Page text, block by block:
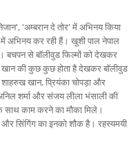
'अम्बरान दे तोर' में अभिनय किया
अभिनय कर रही हैं। खुशी पाल नेपाल
बचपन से बॉलीवुड फिल्मों को देखकर
की कुछ कुछ होता है देखकर बॉलीवुड
खान, प्रियंका चोपड़ा और
शर्मा और संजय लीला भंसाली की
साथ काम करने का मौका मिले।
सिंगिंग का इनको शौक है। रहस्यमयी